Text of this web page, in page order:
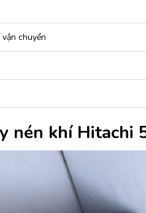
chuyển
nén khí Hitachi